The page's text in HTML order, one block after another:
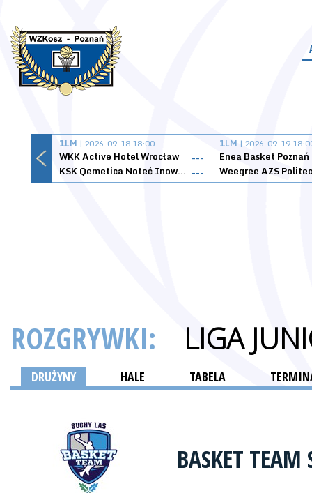
1LM | 2026-09-18 18:00
WKK Active Hotel Wrocław
---
KSK Qemetica Noteć Inowrocław ---
1LM | 2026-09-19
Enea Basket Poznań
ROZGRYWKI: LIGA
DRUŻYNY HALE TABELA
BASKET TEAM